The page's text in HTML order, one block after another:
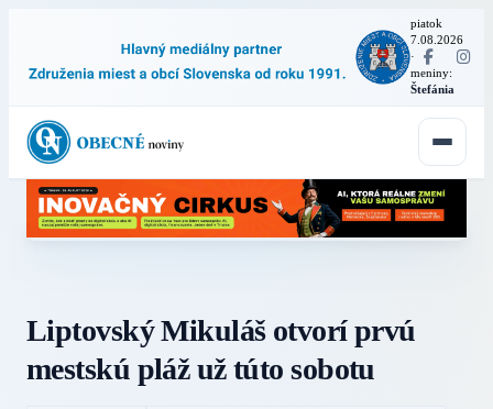
piatok
7.08.2026
·
meniny:
Štefánia
Liptovský Mikuláš otvorí prvú
mestskú pláž už túto sobotu